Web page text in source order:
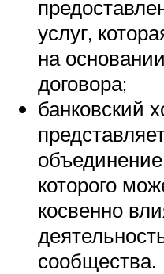
услуг,
на
договора;
банковский
которого
косвенно
сообщества.